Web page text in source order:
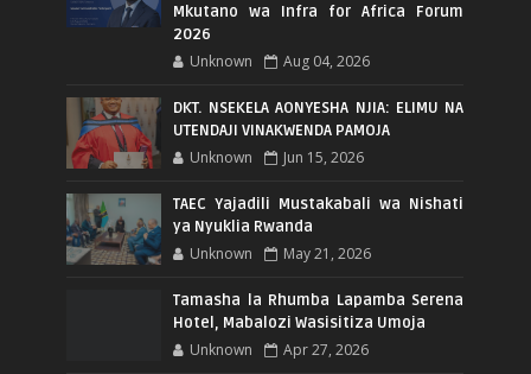
Mkutano wa Infra for Africa Forum
2026
Unknown Aug 04, 2026
DKT. NSEKELA AONYESHA NJIA: ELIMU NA
UTENDAJI VINAKWENDA PAMOJA
Unknown Jun 15, 2026
TAEC Yajadili Mustakabali wa Nishati
ya Nyuklia Rwanda
Unknown May 21, 2026
Tamasha la Rhumba Lapamba Serena
Hotel, Mabalozi Wasisitiza Umoja
Unknown Apr 27, 2026